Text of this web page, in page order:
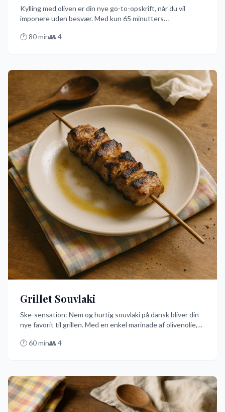
Kylling med oliven er din nye go-to-opskrift, når du vil
imponere uden besvær. Med kun 65 minutters
tomater og grønne oliven, får du en smagfuld ret, der
🕐80min👥 4
Grillet Souvlaki
Ske-sensation: Nem og hurtig souvlaki på dansk bliver din
nye favorit til grillen. Med en enkel marinade af olivenolie,
eller kylling på spyd i en fart. Perfekt til en afslappet aften
🕐60min👥 4